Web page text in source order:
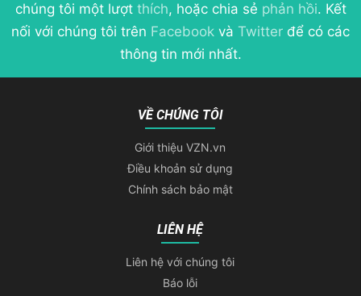
chúng tôi một lượt thích, hoặc chia sẻ phản hồi. Kết
nối với chúng tôi trên Facebook và Twitter để có các
thông tin mới nhất.
VỀ CHÚNG TÔI
Giới thiệu VZN.vn
Điều khoản sử dụng
Chính sách bảo mật
LIÊN HỆ
Liên hệ với chúng tôi
Báo lỗi